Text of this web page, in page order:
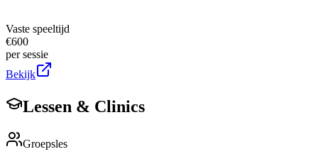
Vaste speeltijd
€600
per sessie
Bekijk
Lessen & Clinics
Groepsles